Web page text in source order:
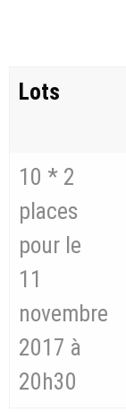
Lots
10 * 2
places
pour le
11
novembre
2017 à
20h30